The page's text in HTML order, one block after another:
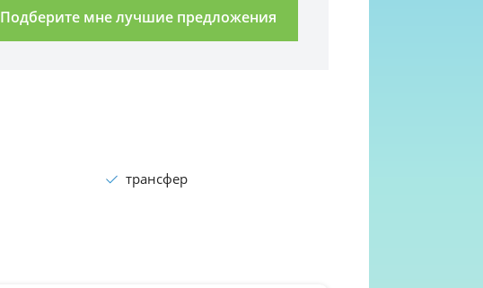
Подберите мне лучшие предложения
трансфер